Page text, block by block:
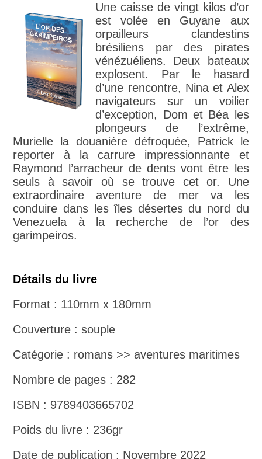
Une caisse de vingt kilos d’or
est volée en Guyane aux
orpailleurs clandestins
brésiliens par des pirates
vénézuéliens. Deux bateaux
explosent. Par le hasard
d’une rencontre, Nina et Alex
navigateurs sur un voilier
d’exception, Dom et Béa les
plongeurs de l’extrême,
Murielle la douanière défroquée, Patrick le
reporter à la carrure impressionnante et
Raymond l’arracheur de dents vont être les
seuls à savoir où se trouve cet or. Une
extraordinaire aventure de mer va les
conduire dans les îles désertes du nord du
Venezuela à la recherche de l’or des
garimpeiros.
Détails du livre
Format : 110mm x 180mm
Couverture : souple
Catégorie : romans >> aventures maritimes
Nombre de pages : 282
ISBN : 9789403665702
Poids du livre : 236gr
Date de publication : Novembre 2022